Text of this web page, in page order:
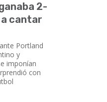
2-
a cantar
Portland
y
imponían
con